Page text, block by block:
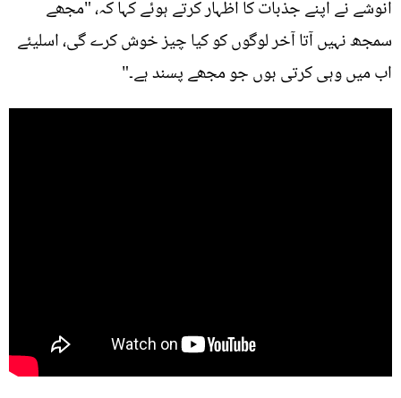
انوشے نے اپنے جذبات کا اظہار کرتے ہوئے کہا کہ، "مجھے
سمجھ نہیں آتا آخر لوگوں کو کیا چیز خوش کرے گی، اسلیئے
اب میں وہی کرتی ہوں جو مجھے پسند ہے۔"